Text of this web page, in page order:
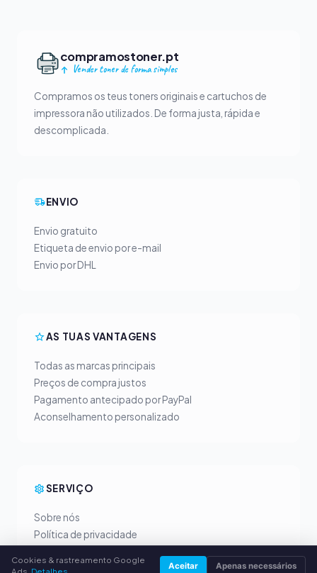
compramostoner.pt
Vender toner de forma simples
Compramos os teus toners originais e cartuchos de
impressora não utilizados. De forma justa, rápida e
descomplicada.
ENVIO
Envio gratuito
Etiqueta de envio por e-mail
Envio por DHL
AS TUAS VANTAGENS
Todas as marcas principais
Preços de compra justos
Pagamento antecipado por PayPal
Aconselhamento personalizado
SERVIÇO
Sobre nós
Política de privacidade
Perguntas frequentes (FAQ)
Cookies & rastreamento Google
Aceitar Apenas necessários